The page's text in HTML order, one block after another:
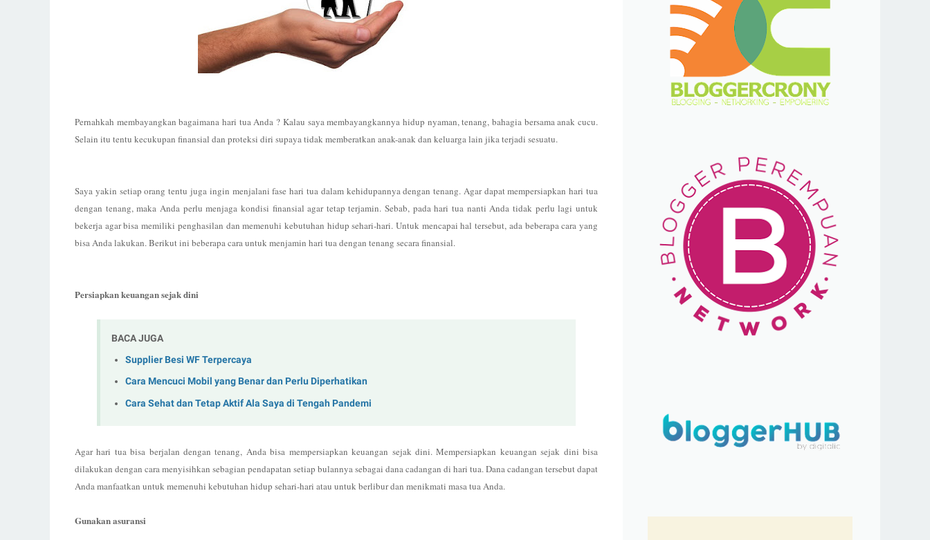
Pernahkah membayangkan bagaimana hari tua Anda ? Kalau saya membayangkannya hidup nyaman, tenang, bahagia bersama anak cucu.
Selain itu tentu kecukupan finansial dan proteksi diri supaya tidak memberatkan anak-anak dan keluarga lain jika terjadi sesuatu.
Saya yakin setiap orang tentu juga ingin menjalani fase hari tua dalam kehidupannya dengan tenang. Agar dapat mempersiapkan hari tua
dengan tenang, maka Anda perlu menjaga kondisi finansial agar tetap terjamin. Sebab, pada hari tua nanti Anda tidak perlu lagi untuk
bekerja agar bisa memiliki penghasilan dan memenuhi kebutuhan hidup sehari-hari. Untuk mencapai hal tersebut, ada beberapa cara yang
bisa Anda lakukan. Berikut ini beberapa cara untuk menjamin hari tua dengan tenang secara finansial.
Persiapkan keuangan sejak dini
BACA JUGA
Supplier Besi WF Terpercaya
Cara Mencuci Mobil yang Benar dan Perlu Diperhatikan
Cara Sehat dan Tetap Aktif Ala Saya di Tengah Pandemi
Agar hari tua bisa berjalan dengan tenang, Anda bisa mempersiapkan keuangan sejak dini. Mempersiapkan keuangan sejak dini bisa
dilakukan dengan cara menyisihkan sebagian pendapatan setiap bulannya sebagai dana cadangan di hari tua. Dana cadangan tersebut dapat
Anda manfaatkan untuk memenuhi kebutuhan hidup sehari-hari atau untuk berlibur dan menikmati masa tua Anda.
Gunakan asuransi